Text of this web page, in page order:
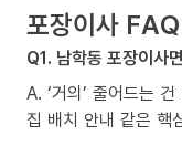
포장이사 FAQ
Q1. 남학동 포장이사
A. ‘거의’ 줄어드는
집 배치 안내 같은 핵